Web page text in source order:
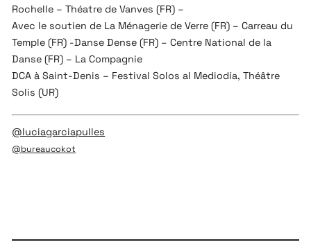
Rochelle – Théatre de Vanves (FR) –
Avec le soutien de La Ménagerie de Verre (FR) – Carreau du
Temple (FR) -Danse Dense (FR) – Centre National de la
Danse (FR) – La Compagnie
DCA à Saint-Denis – Festival Solos al Mediodía, Théâtre
Solis (UR)
@luciagarciapulles
@bureaucokot